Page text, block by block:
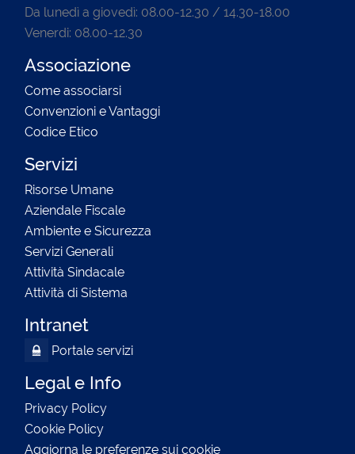
Da lunedì a giovedì: 08.00-12.30 / 14.30-18.00
Venerdi: 08.00-12.30
Associazione
Come associarsi
Convenzioni e Vantaggi
Codice Etico
Servizi
Risorse Umane
Aziendale Fiscale
Ambiente e Sicurezza
Servizi Generali
Attività Sindacale
Attività di Sistema
Intranet
Portale servizi
Legal e Info
Privacy Policy
Cookie Policy
Aggiorna le preferenze sui cookie